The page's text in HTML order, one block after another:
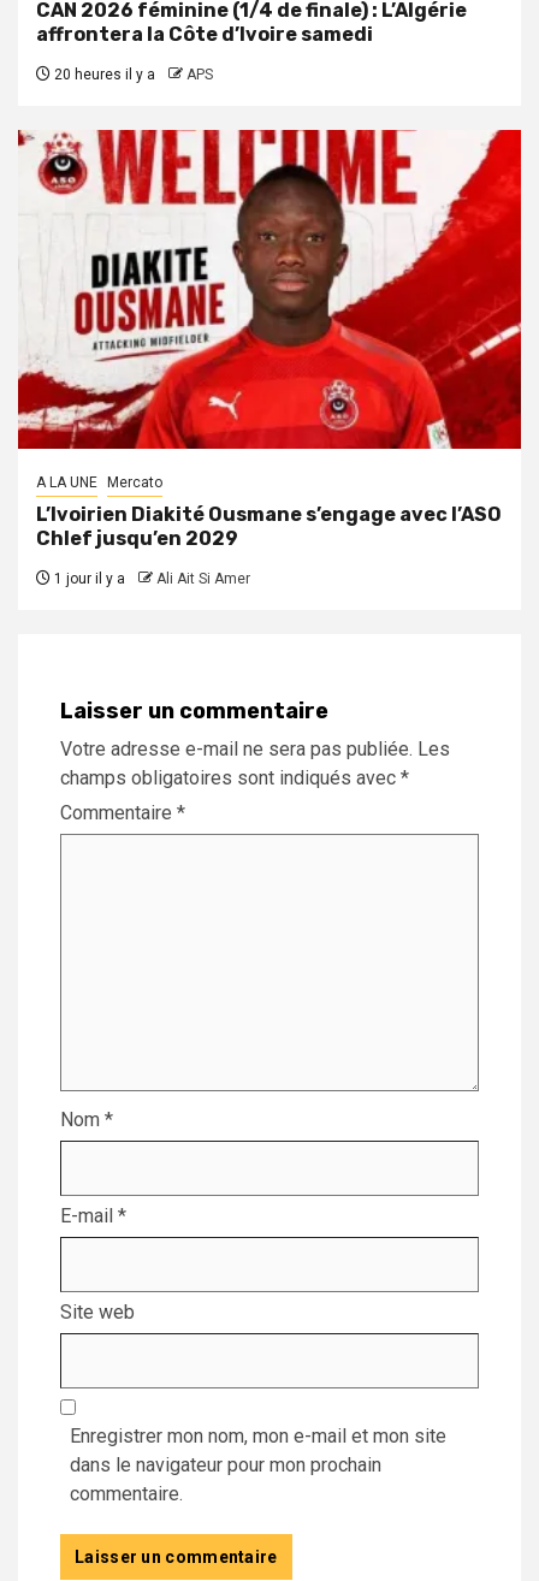
CAN 2026 féminine (1/4 de finale) : L’Algérie
affrontera la Côte d’Ivoire samedi
20 heures il y a APS
A LA UNE Mercato
L’Ivoirien Diakité Ousmane s’engage avec l’ASO
Chlef jusqu’en 2029
1 jour il y a Ali Ait Si Amer
Laisser un commentaire
Votre adresse e-mail ne sera pas publiée. Les
champs obligatoires sont indiqués avec *
Commentaire *
Nom *
E-mail *
Site web
Enregistrer mon nom, mon e-mail et mon site
dans le navigateur pour mon prochain
commentaire.